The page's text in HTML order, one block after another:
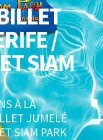
/
SIAM
À LA
JUMELÉ
SIAM PARK